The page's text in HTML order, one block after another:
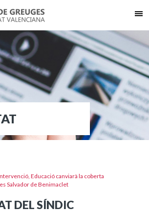
Educació canviarà la coberta
Salvador de Benimaclet
DEL SÍNDIC